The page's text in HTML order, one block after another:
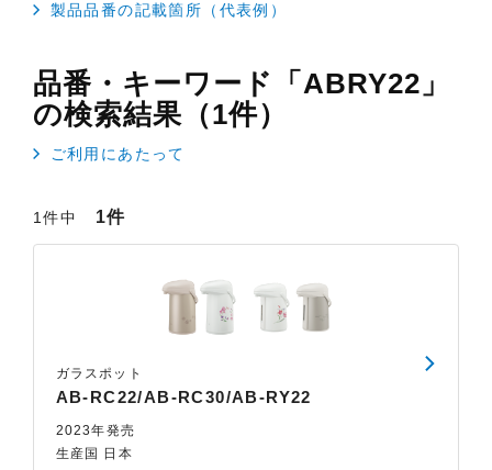
製品品番の記載箇所（代表例）
品番・キーワード「ABRY22」
の検索結果（1件）
ご利用にあたって
1件中 1件
ガラスポット
AB-RC22/AB-RC30/AB-RY22
2023年発売
生産国 日本